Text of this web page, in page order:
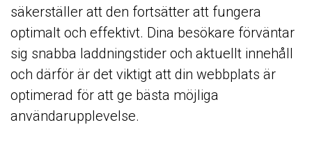
säkerställer att den fortsätter att fungera
optimalt och effektivt. Dina besökare förväntar
sig snabba laddningstider och aktuellt innehåll
och därför är det viktigt att din webbplats är
optimerad för att ge bästa möjliga
användarupplevelse.